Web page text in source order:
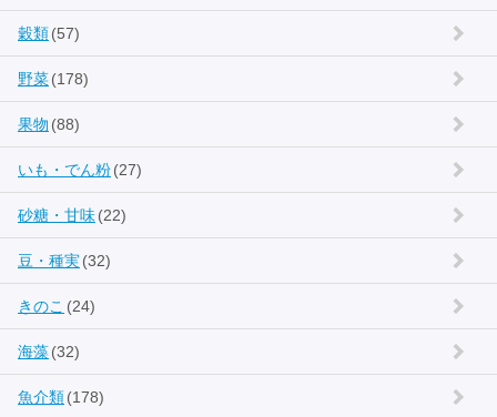
穀類(57)
野菜(178)
果物 (88)
いも・でん粉(27)
砂糖・甘味(22)
豆・種実(32)
きのこ (24)
海藻(32)
魚介類(178)